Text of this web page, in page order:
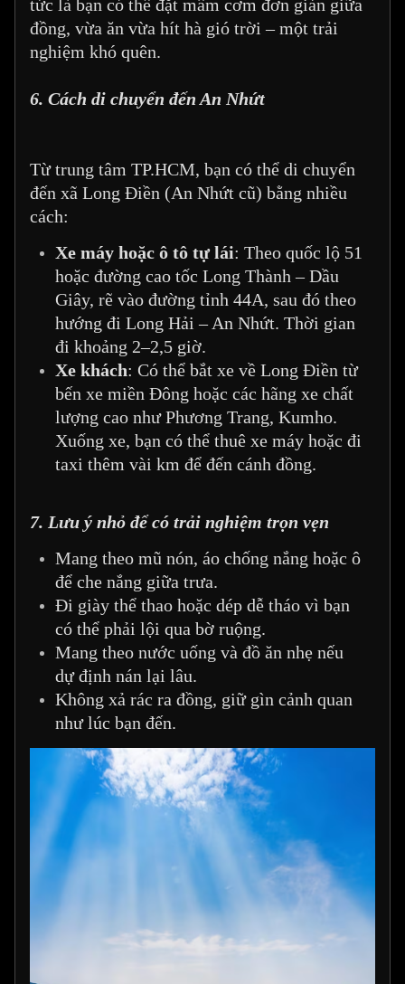
tức là bạn có thể đặt mâm cơm đơn giản giữa
đồng, vừa ăn vừa hít hà gió trời – một trải
nghiệm khó quên.
6. Cách di chuyển đến An Nhứt
Từ trung tâm TP.HCM, bạn có thể di chuyển
đến xã Long Điền (An Nhứt cũ) bằng nhiều
cách:
Xe máy hoặc ô tô tự lái: Theo quốc lộ 51
hoặc đường cao tốc Long Thành – Dầu
Giây, rẽ vào đường tỉnh 44A, sau đó theo
hướng đi Long Hải – An Nhứt. Thời gian
đi khoảng 2–2,5 giờ.
Xe khách: Có thể bắt xe về Long Điền từ
bến xe miền Đông hoặc các hãng xe chất
lượng cao như Phương Trang, Kumho.
Xuống xe, bạn có thể thuê xe máy hoặc đi
taxi thêm vài km để đến cánh đồng.
7. Lưu ý nhỏ để có trải nghiệm trọn vẹn
Mang theo mũ nón, áo chống nắng hoặc ô
để che nắng giữa trưa.
Đi giày thể thao hoặc dép dễ tháo vì bạn
có thể phải lội qua bờ ruộng.
Mang theo nước uống và đồ ăn nhẹ nếu
dự định nán lại lâu.
Không xả rác ra đồng, giữ gìn cảnh quan
như lúc bạn đến.